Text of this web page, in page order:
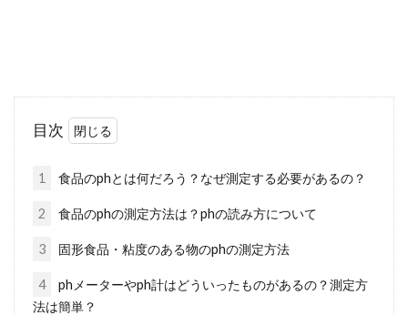
法や保存の仕方教えます
毎年味噌を手作りするならホーロ
目次
1 食品のphとは何だろう？なぜ測定する必要があるの？
2 食品のphの測定方法は？phの読み方について
3 固形食品・粘度のある物のphの測定方法
4
phメーターやph計はどういったものがあるの？測定方
法は簡単？